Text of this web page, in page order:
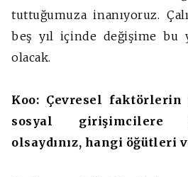
tuttuğumuza inanıyoruz.
beş yıl içinde değişime bu
olacak.
Koo: Çevresel faktörlerin
sosyal girişimcilere
olsaydınız, hangi öğütleri